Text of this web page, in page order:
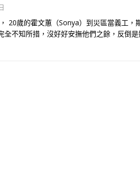
20歲的霍文蕙（Sonya）到災區當義工，
全不知所措，沒好好安撫他們之餘，反倒